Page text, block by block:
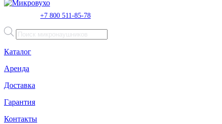
+7 800 511-85-78
Поиск
товаров
Каталог
Аренда
Доставка
Гарантия
Контакты